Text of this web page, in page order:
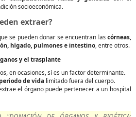
socioeconómica.
extraer?
se pueden donar se encuentran las córneas,
hígado, pulmones e intestino, entre otros.
y el trasplante
en ocasiones, sí es un factor determinante.
periodo de vida limitado fuera del cuerpo.
el órgano puede pertenecer a un hospital